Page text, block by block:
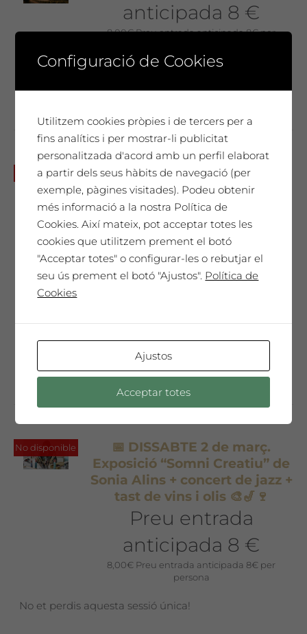
anticipada 8 €
8,00€Preu entrada anticipada 8€ per
No et perdis aquesta sessió única!
No disponible
📅 DISSABTE 11 de maig.
Exposició “Omphalos” de
Fèlix Pons + performance +
concert + tast de vins i olis 🎨
🎷🍷
Preu entrada
anticipada 8 €
No disponible
📅 DISSABTE 2 de març.
Exposició “Somni Creatiu” de
Sonia Alins + concert de jazz +
tast de vins i olis 🎨🎷🍷
Preu entrada
anticipada 8 €
8,00€ Preu entrada anticipada 8€ per
persona
No et perdis aquesta sessió única!
Configuració de Cookies
Utilitzem cookies pròpies i de tercers per a
fins analítics i per mostrar-li publicitat
personalitzada d'acord amb un perfil elaborat
a partir dels seus hàbits de navegació (per
exemple, pàgines visitades). Podeu obtenir
més informació a la nostra Política de
Cookies. Així mateix, pot acceptar totes les
cookies que utilitzem prement el botó
"Acceptar totes" o configurar-les o rebutjar el
seu ús prement el botó "Ajustos". Política de
Cookies
Ajustos
Acceptar totes